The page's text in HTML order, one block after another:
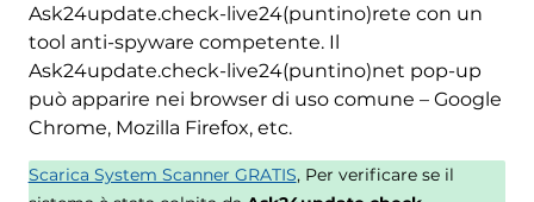
Ask24update.check-live24(puntino)rete con un
tool anti-spyware competente. Il
Ask24update.check-live24(puntino)net pop-up
può apparire nei browser di uso comune – Google
Chrome, Mozilla Firefox, etc.
Scarica System Scanner GRATIS, Per verificare se il